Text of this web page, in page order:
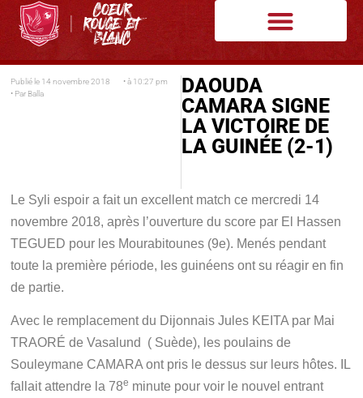
Publié le 14 novembre 2018 • à 10:27 pm
• Par Balla
DAOUDA
CAMARA SIGNE
LA VICTOIRE DE
LA GUINÉE (2-1)
Le Syli espoir a fait un excellent match ce mercredi 14
novembre 2018, après l’ouverture du score par El Hassen
TEGUED pour les Mourabitounes (9e). Menés pendant
toute la première période, les guinéens ont su réagir en fin
de partie.
Avec le remplacement du Dijonnais Jules KEITA par Mai
TRAORÉ de Vasalund ( Suède), les poulains de
Souleymane CAMARA ont pris le dessus sur leurs hôtes. IL
fallait attendre la 78e minute pour voir le nouvel entrant